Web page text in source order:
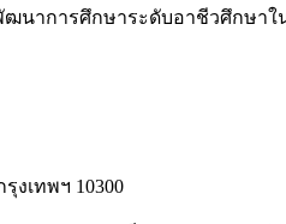
นาการศึกษาระดับอาชีวศึกษาใ
เทพฯ 10300